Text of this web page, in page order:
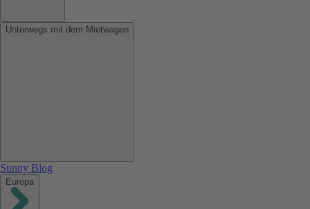
Unterwegs mit dem Mietwagen
Sunny Blog
Europa